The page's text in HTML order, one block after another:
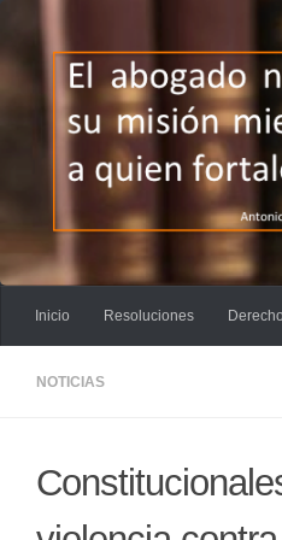
Inicio Resoluciones
NOTICIAS